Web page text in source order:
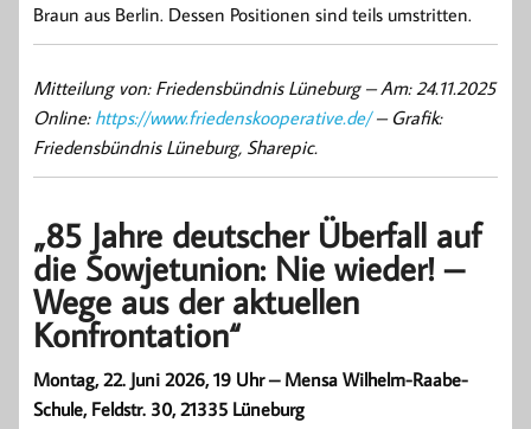
Braun aus Berlin. Dessen Positionen sind teils umstritten.
Mitteilung von: Friedensbündnis Lüneburg –Am: 24.11.2025
Online: https://www.friedenskooperative.de/– Grafik:
Friedensbündnis Lüneburg, Sharepic.
„85 Jahre deutscher Überfall auf
die Sowjetunion: Nie wieder! –
Wege aus der aktuellen
Konfrontation“
Montag, 22. Juni 2026, 19 Uhr – Mensa Wilhelm-Raabe-
Schule, Feldstr. 30, 21335 Lüneburg